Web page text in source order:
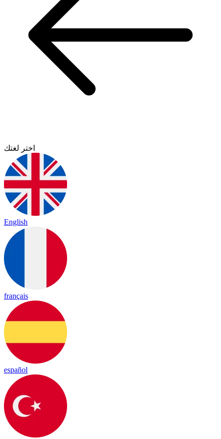
اختر لغتك
English
français
español